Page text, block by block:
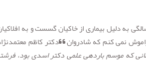
دکتر اسدی در همان سال و در سن ۵۶ سالگی به دلیل بیماری از
فراموش نمی کنم که شادروان “دکتر کاظم
که موسم باردهی علمی دکتر اسدی بود،